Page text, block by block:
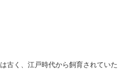
古く、江戸時代から飼育されていた